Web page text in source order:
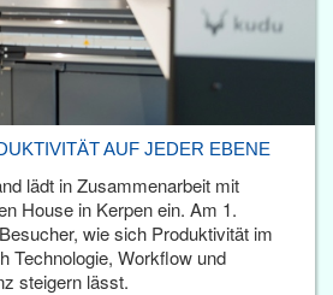
AUF JEDER EBENE
lädt in Zusammenarbeit mit
House in Kerpen ein. Am 1.
wie sich Produktivität im
Technologie, Workflow und
steigern lässt.